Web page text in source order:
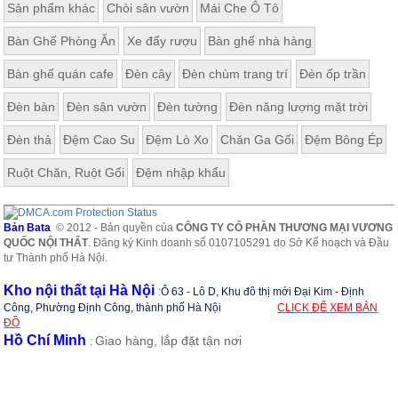
Sản phẩm khác Chòi sân vườn Mái Che Ô Tô
Bàn Ghế Phòng Ăn Xe đẩy rượu Bàn ghế nhà hàng
Bàn ghế quán cafe Đèn cây Đèn chùm trang trí Đèn ốp trần
Đèn bàn Đèn sân vườn Đèn tường Đèn năng lượng mặt trời
Đèn thả Đệm Cao Su Đệm Lò Xo Chăn Ga Gối Đệm Bông Ép
Ruột Chăn, Ruột Gối Đệm nhập khẩu
Bản Bata © 2012 - Bản quyền củaCÔNG TY CỔ PHẦN THƯƠNG MẠI VƯƠNG
QUỐC NỘI THẤT. Đăng ký Kinh doanh số 0107105291 do Sở Kế hoạch và Đầu
tư Thành phố Hà Nội.
Kho nội thất tại Hà Nội :Ô 63 - Lô D, Khu đô thị mới Đại Kim - Định
Công, Phường Định Công, thành phố Hà Nội
CLICK ĐỂ XEM BẢN
ĐỒ
Hồ Chí Minh :Giao hàng, lắp đặt tận nơi